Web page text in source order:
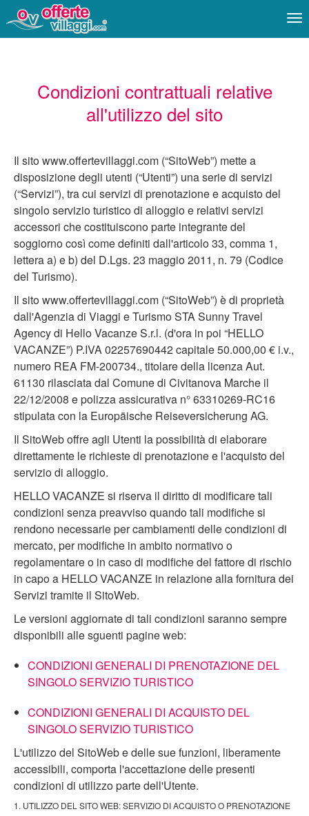
Condizioni contrattuali relative
all'utilizzo del sito
Il sito www.offertevillaggi.com (“SitoWeb”) mette a
disposizione degli utenti (“Utenti”) una serie di servizi
(“Servizi”), tra cui servizi di prenotazione e acquisto del
singolo servizio turistico di alloggio e relativi servizi
accessori che costituiscono parte integrante del
soggiorno così come definiti dall'articolo 33, comma 1,
lettera a) e b) del D.Lgs. 23 maggio 2011, n. 79 (Codice
del Turismo).
Il sito www.offertevillaggi.com (“SitoWeb”) è di proprietà
dall'Agenzia di Viaggi e Turismo STA Sunny Travel
Agency di Hello Vacanze S.r.l. (d'ora in poi “HELLO
VACANZE”) P.IVA 02257690442 capitale 50.000,00 € i.v.,
numero REA FM-200734., titolare della licenza Aut.
61130 rilasciata dal Comune di Civitanova Marche il
22/12/2008 e polizza assicurativa n° 63310269-RC16
stipulata con la Europäische Reiseversicherung AG.
Il SitoWeb offre agli Utenti la possibilità di elaborare
direttamente le richieste di prenotazione e l'acquisto del
servizio di alloggio.
HELLO VACANZE si riserva il diritto di modificare tali
condizioni senza preavviso quando tali modifiche si
rendono necessarie per cambiamenti delle condizioni di
mercato, per modifiche in ambito normativo o
regolamentare o in caso di modifiche del fattore di rischio
in capo a HELLO VACANZE in relazione alla fornitura dei
Servizi tramite il SitoWeb.
Le versioni aggiornate di tali condizioni saranno sempre
disponibili alle sguenti pagine web:
CONDIZIONI GENERALI DI PRENOTAZIONE DEL
SINGOLO SERVIZIO TURISTICO
CONDIZIONI GENERALI DI ACQUISTO DEL
SINGOLO SERVIZIO TURISTICO
L'utilizzo del SitoWeb e delle sue funzioni, liberamente
accessibili, comporta l'accettazione delle presenti
condizioni di utilizzo parte dell'Utente.
1. UTILIZZO DEL SITO WEB: SERVIZIO DI ACQUISTO O PRENOTAZIONE